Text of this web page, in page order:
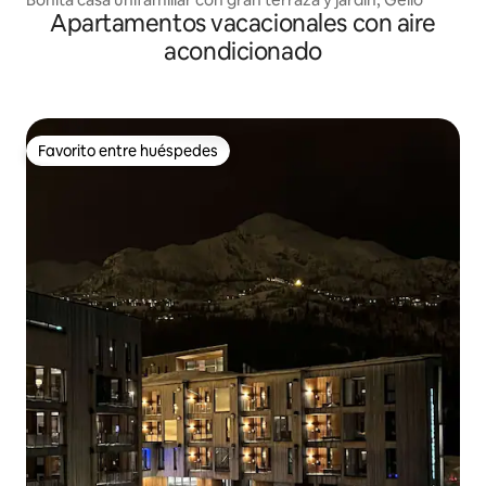
Apartamentos vacacionales con aire
acondicionado
Favorito entre huéspedes
Favorito entre huéspedes